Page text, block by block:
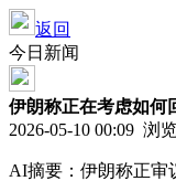
返回
今日新闻
伊朗称正在考虑如何
2026-05-10 00:09 浏
AI摘要：伊朗称正审